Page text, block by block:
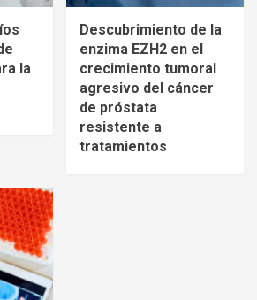
la
Descubrimiento de la
enzima EZH2 en el
crecimiento tumoral
agresivo del cáncer
de próstata
resistente a
tratamientos